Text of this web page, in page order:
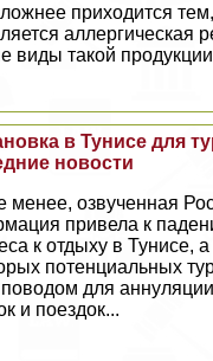
приходится тем,
аллергическая
виды такой
в Тунисе для
новости
менее, озвученная
привела к
к отдыху в Тунисе,
потенциальных
поводом для
и поездок...